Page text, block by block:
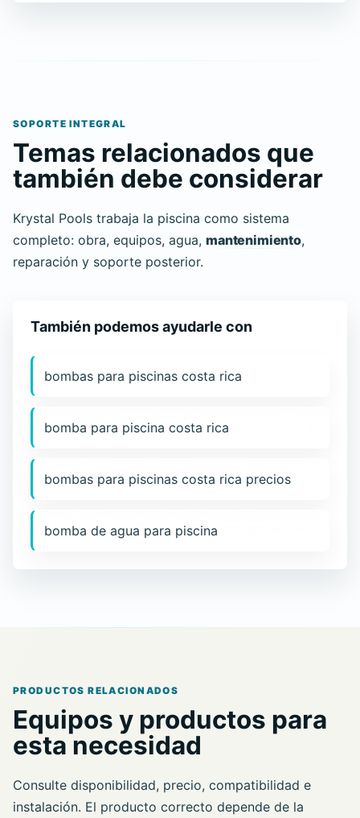
SOPORTE INTEGRAL
Temas relacionados que
también debe considerar
Krystal Pools trabaja la piscina como sistema
completo: obra, equipos, agua, mantenimiento,
reparación y soporte posterior.
También podemos ayudarle con
bombas para piscinas costa rica
bomba para piscina costa rica
bombas para piscinas costa rica precios
bomba de agua para piscina
PRODUCTOS RELACIONADOS
Equipos y productos para
esta necesidad
Consulte disponibilidad, precio, compatibilidad e
instalación. El producto correcto depende de la